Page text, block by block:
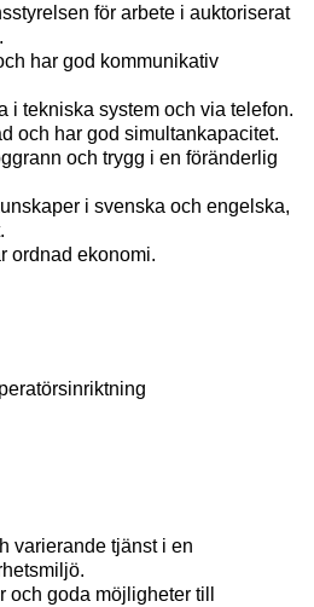
för arbete i auktoriserat
har god kommunikativ
i tekniska system och via telefon.
och har god simultankapacitet.
och trygg i en föränderlig
i svenska och engelska,
ordnad ekonomi.
varierande tjänst i en
och goda möjligheter till